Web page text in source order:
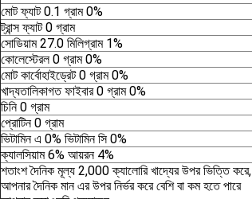
মোট ফ্যাট 0.1 গ্রাম 0%
ট্রান্স ফ্যাট 0 গ্রাম
সোডিয়াম 27.0 মিলিগ্রাম 1%
কোলেস্টেরল 0 গ্রাম 0%
মোট কার্বোহাইড্রেট 0 গ্রাম 0%
খাদ্যতালিকাগত ফাইবার 0 গ্রাম 0%
চিনি 0 গ্রাম
প্রোটিন 0 গ্রাম
ভিটামিন এ 0% ভিটামিন সি 0%
ক্যালসিয়াম 6% আয়রন 4%
শতাংশ দৈনিক মূল্য 2,000 ক্যালোরি খাদ্যের উপর ভিত্তি করে,
আপনার দৈনিক মান এর উপর নির্ভর করে বেশি বা কম হতে পারে